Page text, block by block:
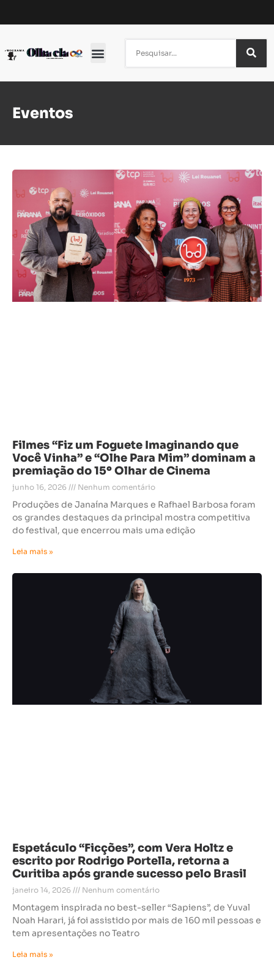
Eventos
Filmes “Fiz um Foguete Imaginando que
Você Vinha” e “Olhe Para Mim” dominam a
premiação do 15º Olhar de Cinema
junho 16, 2026 Nenhum comentário
Produções de Janaína Marques e Rafhael Barbosa foram
os grandes destaques da principal mostra competitiva
do festival, que encerrou mais uma edição
Leia mais »
Espetáculo “Ficções”, com Vera Holtz e
escrito por Rodrigo Portella, retorna a
Curitiba após grande sucesso pelo Brasil
janeiro 14, 2026 Nenhum comentário
Montagem inspirada no best-seller “Sapiens”, de Yuval
Noah Harari, já foi assistido por mais de 160 mil pessoas e
tem apresentações no Teatro
Leia mais »